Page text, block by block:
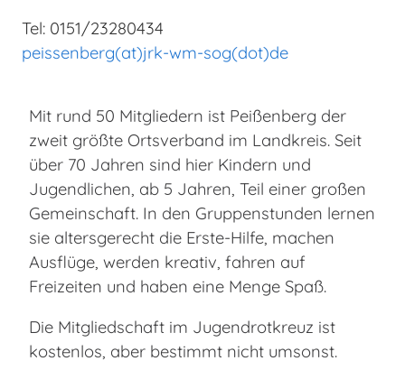
Tel: 0151/23280434
peissenberg(at)jrk-wm-sog(dot)de
Mit rund 50 Mitgliedern ist Peißenberg der
zweit größte Ortsverband im Landkreis. Seit
über 70 Jahren sind hier Kindern und
Jugendlichen, ab 5 Jahren, Teil einer großen
Gemeinschaft. In den Gruppenstunden lernen
sie altersgerecht die Erste-Hilfe, machen
Ausflüge, werden kreativ, fahren auf
Freizeiten und haben eine Menge Spaß.
Die Mitgliedschaft im Jugendrotkreuz ist
kostenlos, aber bestimmt nicht umsonst.